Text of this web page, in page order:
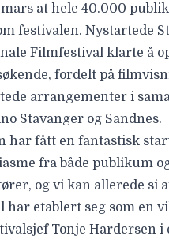
at hele 40.000
festivalen. Nystartede
Filmfestival klarte å
fordelt på
arrangementer i
Stavanger og Sandnes.
har fått en fantastisk
fra både publikum
og vi kan allerede si
har etablert seg som en
Tonje Hardersen i